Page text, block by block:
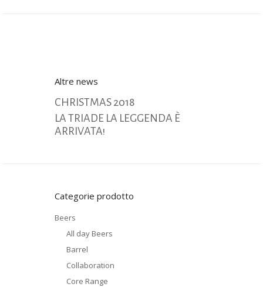
Altre news
CHRISTMAS 2018
LA TRIADE LA LEGGENDA È
ARRIVATA!
Categorie prodotto
Beers
All day Beers
Barrel
Collaboration
Core Range